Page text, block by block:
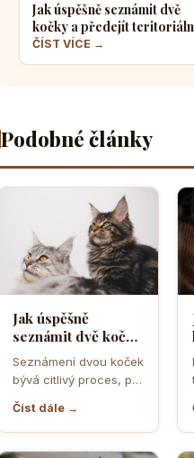
Jak úspěšně seznámit dvě
kočky a předejít
válkám
ČÍST VÍCE →
Podobné články
Jak úspěšně
seznámit dvě kočky
a předejít
teritoriálním
válkám
Seznámení dvou koček
bývá citlivý proces, při
minuty, pachy,
prostředí i…
Číst dále →